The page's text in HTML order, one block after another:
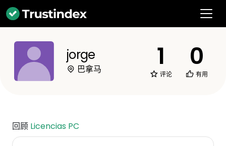
jorge
巴拿马 1
评论
0
有用
回顾 Licencias PC